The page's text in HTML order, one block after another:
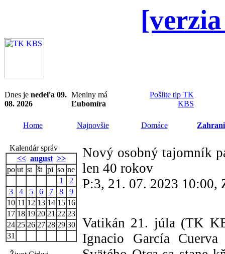
Dnes je nedeľa 09.
08. 2026
Meniny má
Ľubomíra
Pošlite tip TK
KBS
Home Najnovšie Domáce
Kalendár správ
<< august >>
po ut st št pi so ne
1
2
3
4 5 6 7 8
9
10 11 12 13 14 15 16
17 18 19 20 21 22 23
24 25 26 27 28 29 30
31
Nový osobný tajomník
len 40 rokov
P:3, 21. 07. 2023 10:00,
Vatikán 21. júla (TK
Ignacio García